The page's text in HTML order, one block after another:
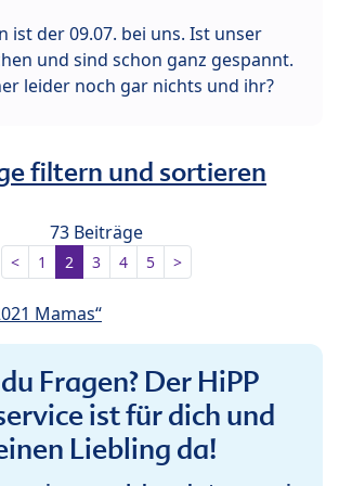
ist der 09.07. bei uns. Ist unser
und sind schon ganz gespannt.
leider noch gar nichts und ihr?
filtern und sortieren
73 Beiträge
< 1 2 3 4 5 >
Mamas“
Fragen? Der HiPP
ist für dich und
Liebling da!